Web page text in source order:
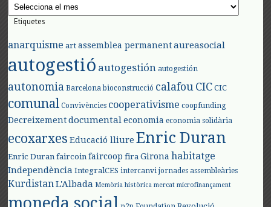
Arxius
Etiquetes
anarquisme art assemblea permanent aureasocial
autogestió autogestión autogestión
autonomia Barcelona bioconstrucció calafouCIC CIC
comunal Convivències cooperativisme coopfunding
Decreixement documental economia economia solidària
ecoxarxes Educació lliure Enric Duran
Enric Duran faircoin faircoop fira Girona habitatge
Independència IntegralCES intercanvi jornades assembleàries
KurdistanL'Albada Memòria històrica mercat microfinançament
moneda social